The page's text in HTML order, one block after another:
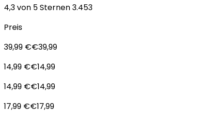
4,3 von 5 Sternen 3.453
Preis
39,99 €€39,99
14,99 €€14,99
14,99 €€14,99
17,99 €€17,99